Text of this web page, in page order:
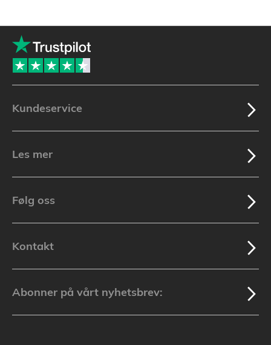
Kundeservice
Les mer
Følg oss
Kontakt
Abonner på vårt nyhetsbrev: